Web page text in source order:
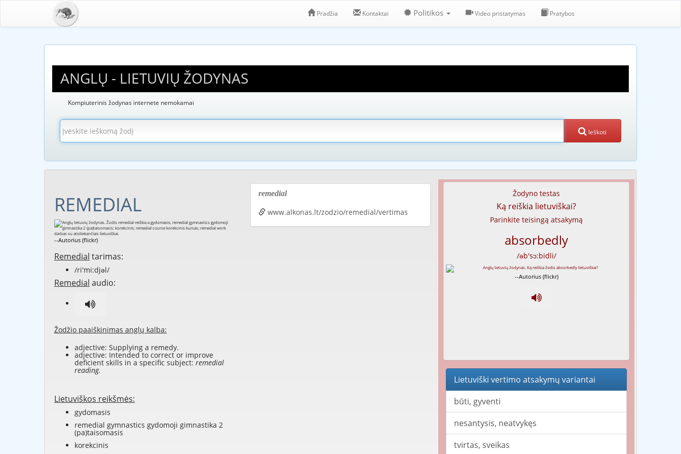
Pradžia Kontaktai Politikos Video pristatymas Pratybos
ANGLŲ - LIETUVIŲ ŽODYNAS
Kompiuterinis žodynas internete nemokamai
Ieškoti
REMEDIAL
--Autorius (flickr)
Remedial tarimas:
/ri'mi:djəl/
Remedial audio:
Žodžio paaiškinimas anglų kalba:
adjective: Supplying a remedy.
adjective: Intended to correct or improve
deficient skills in a specific subject: remedial
reading.
Lietuviškos reikšmės:
gydomasis
remedial gymnastics gydomoji gimnastika 2
(pa)taisomasis
korekcinis
remedial
www.alkonas.lt/zodzio/remedial/vertimas
Žodyno testas
Ką reiškia lietuviškai?
Parinkite teisingą atsakymą
absorbedly
/əb'sɔ:bidli/
--Autorius (flickr)
Lietuviški vertimo atsakymų variantai
būti, gyventi
nesantysis, neatvykęs
tvirtas, sveikas